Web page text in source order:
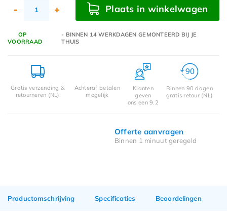
- + Plaats in winkelwagen
OP
VOORRAAD
- BINNEN 14 WERKDAGEN GEMONTEERD BIJ JE
THUIS
Gratis verzending &
retourneren (NL)
Achteraf betalen
mogelijk
Klanten
geven
ons een 9.2
Binnen 90 dagen
gratis retour (NL)
Offerte aanvragen
Binnen 1 minuut geregeld
Productomschrijving Specificaties Beoordelingen